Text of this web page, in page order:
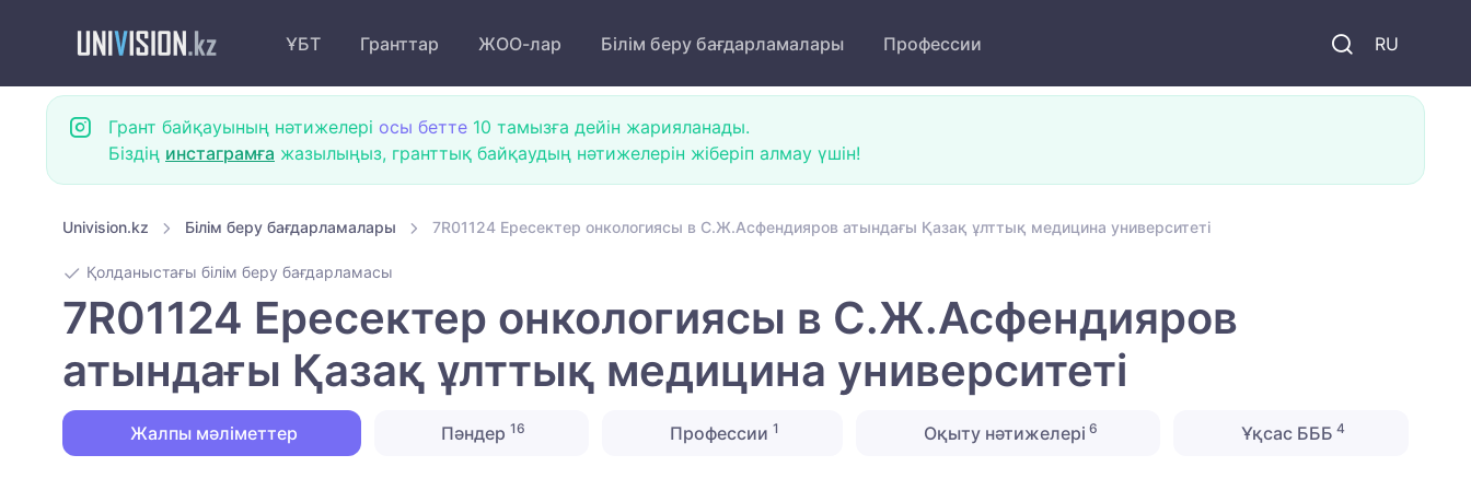
RU
ҰБТ Гранттар ЖОО-лар Білім беру бағдарламалары Профессии
Грант байқауының нәтижелері осы бетте 10 тамызға дейін жарияланады.
Біздің инстаграмға жазылыңыз, гранттық байқаудың нәтижелерін жіберіп алмау үшін!
Univision.kz Білім беру бағдарламалары 7R01124 Ересектер онкологиясы в С.Ж.Асфендияров атындағы Қазақ ұлттық медицина университеті
Қолданыстағы білім беру бағдарламасы
7R01124 Ересектер онкологиясы в С.Ж.Асфендияров
атындағы Қазақ ұлттық медицина университеті
Жалпы мәліметтер Пәндер16 Профессии 1 Оқыту нәтижелері 6 Ұқсас БББ 4